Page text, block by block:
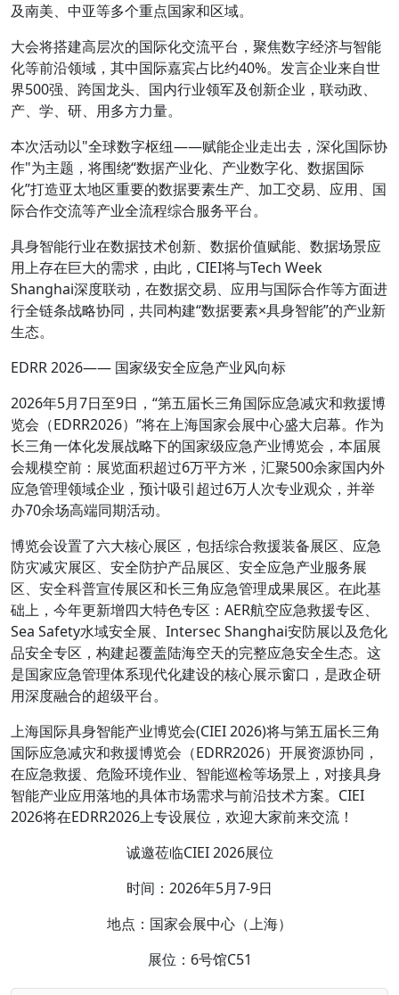
及南美、中亚等多个重点国家和区域。
大会将搭建高层次的国际化交流平台，聚焦数字经济与智能
化等前沿领域，其中国际嘉宾占比约40%。发言企业来自世
界500强、跨国龙头、国内行业领军及创新企业，联动政、
产、学、研、用多方力量。
本次活动以"全球数字枢纽——赋能企业走出去，深化国际协
作"为主题，将围绕“数据产业化、产业数字化、数据国际
化”打造亚太地区重要的数据要素生产、加工交易、应用、国
际合作交流等产业全流程综合服务平台。
具身智能行业在数据技术创新、数据价值赋能、数据场景应
用上存在巨大的需求，由此，CIEI将与Tech Week
Shanghai深度联动，在数据交易、应用与国际合作等方面进
行全链条战略协同，共同构建“数据要素×具身智能”的产业新
生态。
EDRR 2026—— 国家级安全应急产业风向标
2026年5月7日至9日，“第五届长三角国际应急减灾和救援博
览会（EDRR2026）”将在上海国家会展中心盛大启幕。作为
长三角一体化发展战略下的国家级应急产业博览会，本届展
会规模空前：展览面积超过6万平方米，汇聚500余家国内外
应急管理领域企业，预计吸引超过6万人次专业观众，并举
办70余场高端同期活动。
博览会设置了六大核心展区，包括综合救援装备展区、应急
防灾减灾展区、安全防护产品展区、安全应急产业服务展
区、安全科普宣传展区和长三角应急管理成果展区。在此基
础上，今年更新增四大特色专区：AER航空应急救援专区、
Sea Safety水域安全展、Intersec Shanghai安防展以及危化
品安全专区，构建起覆盖陆海空天的完整应急安全生态。这
是国家应急管理体系现代化建设的核心展示窗口，是政企研
用深度融合的超级平台。
上海国际具身智能产业博览会(CIEI 2026)将与第五届长三角
国际应急减灾和救援博览会（EDRR2026）开展资源协同，
在应急救援、危险环境作业、智能巡检等场景上，对接具身
智能产业应用落地的具体市场需求与前沿技术方案。CIEI
2026将在EDRR2026上专设展位，欢迎大家前来交流！
诚邀莅临CIEI 2026展位
时间：2026年5月7-9日
地点：国家会展中心（上海）
展位：6号馆C51